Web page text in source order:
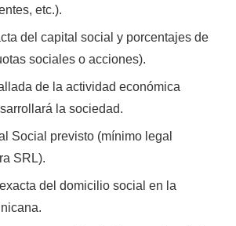
etc.).
del capital social y porcentajes de
sociales o acciones).
de la actividad económica
la sociedad.
Social previsto (mínimo legal
SRL).
del domicilio social en la